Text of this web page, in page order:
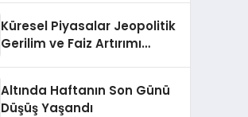
Küresel Piyasalar Jeopolitik
Gerilim ve Faiz Artırımı
Altında Haftanın Son Günü
Düşüş Yaşandı